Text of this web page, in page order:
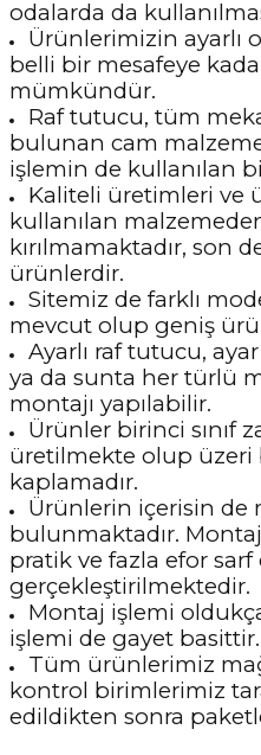
odalarda da
Ürünlerimizin ayarlı
belli bir mesafeye
mümkündür.
Raf tutucu, tüm
bulunan cam
işlemin de kullanılan
Kaliteli üretimleri ve
kullanılan
kırılmamaktadır, son
ürünlerdir.
Sitemiz de farklı
mevcut olup geniş
Ayarlı raf tutucu,
ya da sunta her türlü
montajı yapılabilir.
Ürünler birinci sınıf
üretilmekte olup üzeri
kaplamadır.
Ürünlerin içerisin de
bulunmaktadır.
pratik ve fazla efor
gerçekleştirilmektedir.
Montaj işlemi
işlemi de gayet basittir.
Tüm ürünlerimiz
kontrol birimlerimiz
edildikten sonra